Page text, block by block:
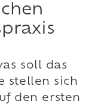
soll das
stellen sich
den ersten